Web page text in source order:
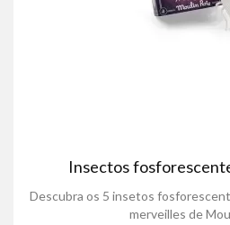
Insectos
Descubra os 5 insetos
merveilles de